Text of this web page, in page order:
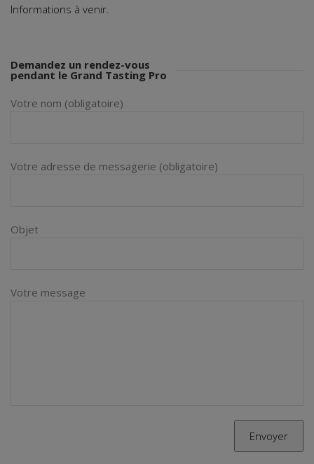
Informations à venir.
Demandez un rendez-vous
pendant le Grand Tasting Pro
Votre nom (obligatoire)
Votre adresse de messagerie (obligatoire)
Objet
Votre message